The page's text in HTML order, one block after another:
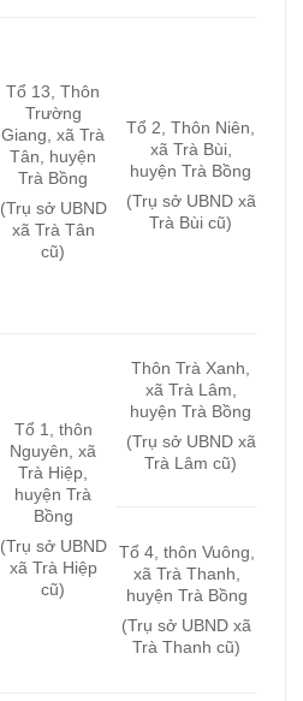
Tổ 13, Thôn
Trường
Giang, xã Trà
Tân, huyện
Trà Bồng
(Trụ sở UBND
xã Trà Tân
cũ)
Tổ 2, Thôn Niên,
xã Trà Bùi,
huyện Trà Bồng
(Trụ sở UBND xã
Trà Bùi cũ)
Tổ 1, thôn
Nguyên, xã
Trà Hiệp,
huyện Trà
Bồng
(Trụ sở UBND
xã Trà Hiệp
cũ)
Thôn Trà Xanh,
xã Trà Lâm,
huyện Trà Bồng
(Trụ sở UBND xã
Trà Lâm cũ)
Tổ 4, thôn Vuông,
xã Trà Thanh,
huyện Trà Bồng
(Trụ sở UBND xã
Trà Thanh cũ)